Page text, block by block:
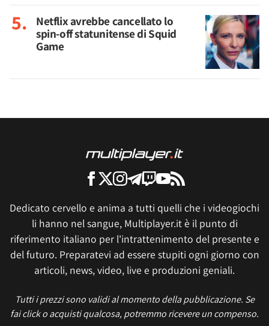
Netflix avrebbe cancellato lo
spin-off statunitense di Squid
Game
Dedicato cervello e anima a tutti quelli che i videogiochi
li hanno nel sangue, Multiplayer.it è il punto di
riferimento italiano per l'intrattenimento del presente e
del futuro. Preparatevi ad essere stupiti ogni giorno con
articoli, news, video, live e produzioni geniali.
Tutti i prezzi sono validi al momento della pubblicazione. Se
fai click o acquisti qualcosa, potremmo ricevere un compenso.